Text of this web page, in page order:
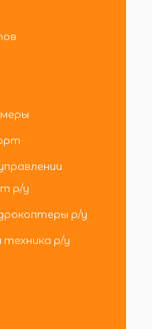
р/у
р/у
р/у